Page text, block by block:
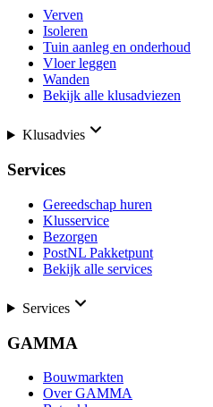
Verven
Isoleren
Tuin aanleg en onderhoud
Vloer leggen
Wanden
Bekijk alle klusadviezen
Klusadvies
Services
Gereedschap huren
Klusservice
Bezorgen
PostNL Pakketpunt
Bekijk alle services
Services
GAMMA
Bouwmarkten
Over GAMMA